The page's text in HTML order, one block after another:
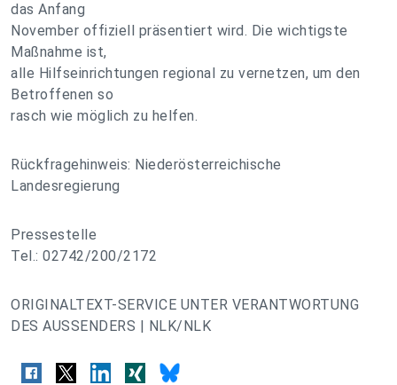
das Anfang
November offiziell präsentiert wird. Die wichtigste
Maßnahme ist,
alle Hilfseinrichtungen regional zu vernetzen, um den
Betroffenen so
rasch wie möglich zu helfen.
Rückfragehinweis: Niederösterreichische
Landesregierung
Pressestelle
Tel.: 02742/200/2172
ORIGINALTEXT-SERVICE UNTER VERANTWORTUNG
DES AUSSENDERS | NLK/NLK